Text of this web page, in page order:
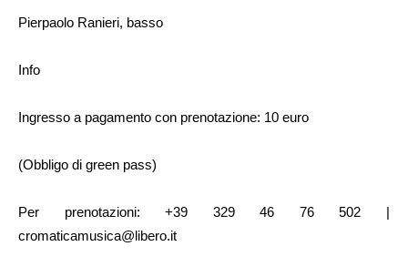
Pierpaolo Ranieri, basso
Info
Ingresso a pagamento con prenotazione: 10 euro
(Obbligo di green pass)
Per prenotazioni: +39 329 46 76 502 |
cromaticamusica@libero.it